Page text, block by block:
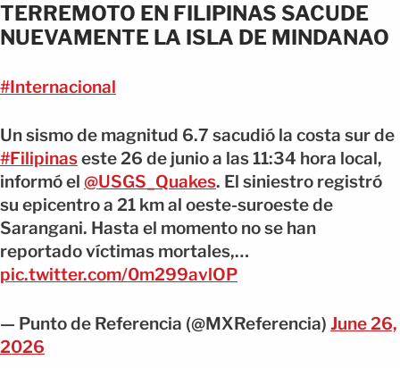
TERREMOTO EN FILIPINAS SACUDE
NUEVAMENTE LA ISLA DE MINDANAO
#Internacional
Un sismo de magnitud 6.7 sacudió la costa sur de
#Filipinaseste 26 de junio a las 11:34 hora local,
informó el @USGS_Quakes. El siniestro registró
su epicentro a 21 km al oeste-suroeste de
Sarangani. Hasta el momento no se han
reportado víctimas mortales,…
pic.twitter.com/0m299avlOP
— Punto de Referencia (@MXReferencia) June 26,
2026